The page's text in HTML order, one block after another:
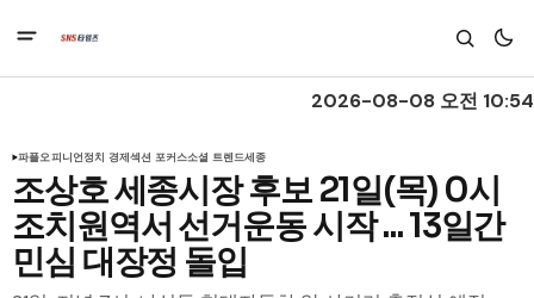
2026-08-08 오전 10:54
파플오피니언정치 경제섹션 포커스소셜 트렌드세종
조상호 세종시장 후보 21일(목) 0시
조치원역서 선거운동 시작 ... 13일간
민심 대장정 돌입